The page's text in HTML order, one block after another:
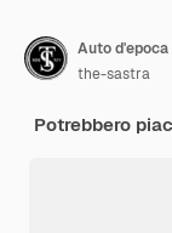
Auto
the-sastra
Potrebbero